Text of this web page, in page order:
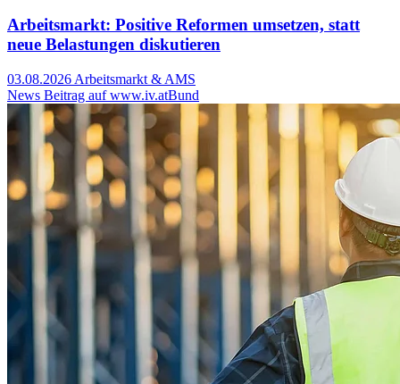
Arbeitsmarkt: Positive Reformen umsetzen, statt
neue Belastungen diskutieren
03.08.2026 Arbeitsmarkt & AMS
News Beitrag auf www.iv.atBund